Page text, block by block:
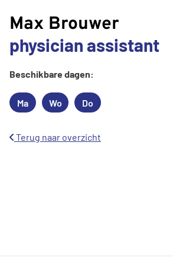
Max Brouwer
physician assistant
Beschikbare dagen:
Maandag
Ma Woensdag
Wo Donderdag
Do
Terug naar overzicht